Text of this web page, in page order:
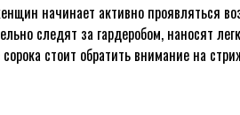
начинает активно проявляться
следят за гардеробом, наносят
стоит обратить внимание на